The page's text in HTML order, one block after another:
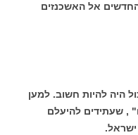
אל האשכנזים
היה להיות חשוב. למען
, שעתידים להיעלם
ישראל.